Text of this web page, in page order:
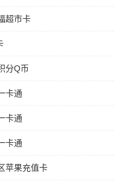
超市卡
分Q币
卡通
卡通
卡通
苹果充值卡